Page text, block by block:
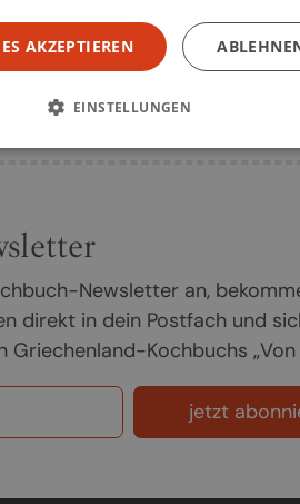
Seite 1
Newsletter an,
direkt in dein Postfach und
Kochbuchs „Von
jetzt
AKZEPTIEREN
EINSTELLUNGEN